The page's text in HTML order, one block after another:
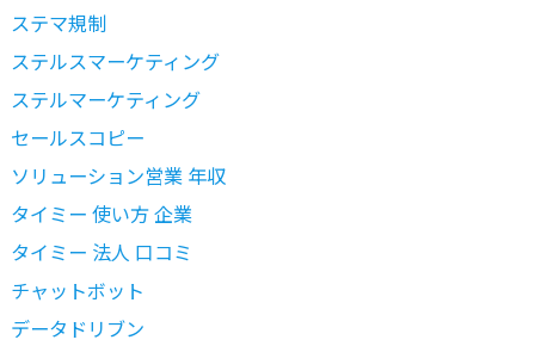
ステマ規制
ステルスマーケティング
ステルマーケティング
セールスコピー
ソリューション営業 年収
タイミー 使い方 企業
タイミー 法人 口コミ
チャットボット
データドリブン